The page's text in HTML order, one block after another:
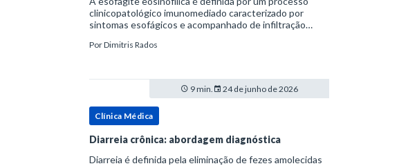
clinicopatológico imunomediado caracterizado por
sintomas esofágicos e acompanhado de infiltração
dentro do espectro da doença do refluxo gastr
PorDimitris Rados
9 min. 24 de junho de 2026
Clínica Médica
Diarreia crônica: abordagem diagnóstica
Diarreia é definida pela eliminação de fezes amolecidas